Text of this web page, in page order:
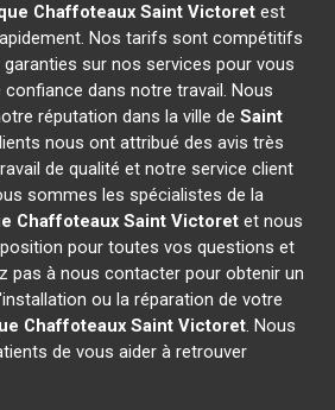
Chaffoteaux Saint Victoret est
Nos tarifs sont compétitifs
sur nos services pour vous
dans notre travail. Nous
réputation dans la ville deSaint
nous ont attribué des avis très
de qualité et notre service client
sommes les spécialistes de la
Chaffoteaux Saint Victoretet nous
pour toutes vos questions et
pas à nous contacter pour obtenir un
ou la réparation de votre
Chaffoteaux Saint Victoret. Nous
de vous aider à retrouver